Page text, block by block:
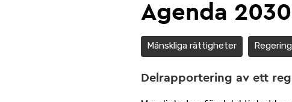
Agenda 2030
Mänskliga rättigheter
Delrapportering av ett